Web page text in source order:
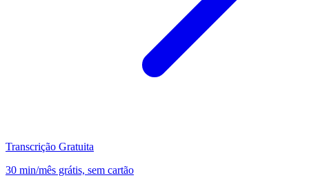
Transcrição Gratuita
30 min/mês grátis, sem cartão